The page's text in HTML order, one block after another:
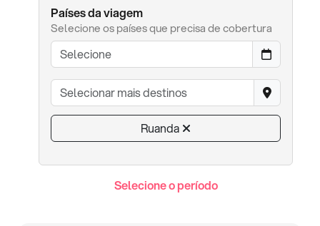
Países da viagem
Selecione os países que precisa de cobertura
Ruanda
Selecione o período